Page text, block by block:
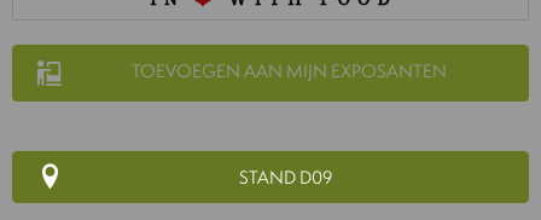
TOEVOEGEN AAN MIJN EXPOSANTEN
STAND D09